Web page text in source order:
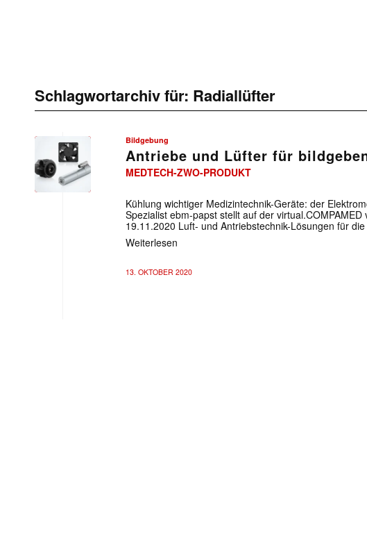
Schlagwortarchiv für: Radiallüfter
Bildgebung
Antriebe und Lüfter für
MEDTECH-ZWO-PRODUKT
Kühlung wichtiger Medizintechnik-Geräte: der
Spezialist ebm-papst stellt auf der virtual.COMPAMED
19.11.2020 Luft- und Antriebstechnik-Lösungen für
Weiterlesen
13. OKTOBER 2020